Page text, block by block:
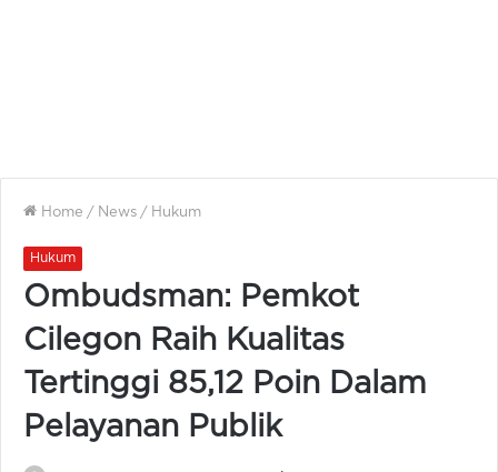
Home / News / Hukum
Hukum
Ombudsman: Pemkot
Cilegon Raih Kualitas
Tertinggi 85,12 Poin Dalam
Pelayanan Publik